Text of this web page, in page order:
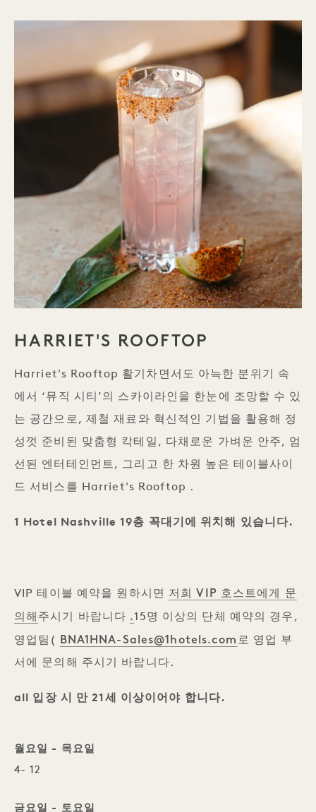
HARRIET'S ROOFTOP
Harriet's Rooftop 활기차면서도 아늑한 분위기 속
에서 ‘뮤직 시티’의 스카이라인을 한눈에 조망할 수 있
는 공간으로, 제철 재료와 혁신적인 기법을 활용해 정
성껏 준비된 맞춤형 칵테일, 다채로운 가벼운 안주, 엄
선된 엔터테인먼트, 그리고 한 차원 높은 테이블사이
드 서비스를 Harriet's Rooftop .
1 Hotel Nashville 19층 꼭대기에 위치해 있습니다.
VIP 테이블 예약을 원하시면 저희 VIP 호스트에게 문
의해 주시기 바랍니다 .15명 이상의 단체 예약의 경우,
영업팀( BNA1HNA-Sales@1hotels.com 로 영업 부
서에 문의해 주시기 바랍니다.
all 입장 시 만 21세 이상이어야 합니다.
월요일 - 목요일
4- 12
금요일 - 토요일